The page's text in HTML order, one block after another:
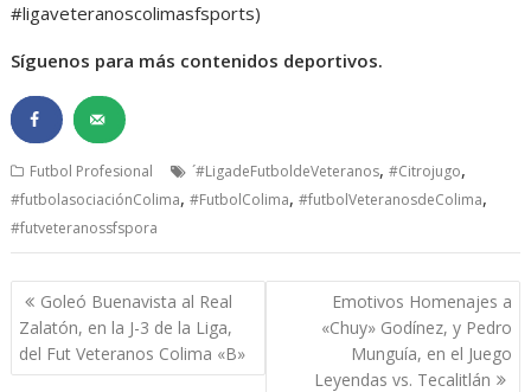
#ligaveteranoscolimasfsports)
Síguenos para más contenidos deportivos.
Futbol Profesional ´#LigadeFutboldeVeteranos,#Citrojugo,
#futbolasociaciónColima,#FutbolColima,#futbolVeteranosdeColima,
#futveteranossfspora
Navegación
de
entradas
Goleó Buenavista al Real
Zalatón, en la J-3 de la Liga,
del Fut Veteranos Colima «B»
Emotivos Homenajes a
«Chuy» Godínez, y Pedro
Munguía, en el Juego
Leyendas vs. Tecalitlán